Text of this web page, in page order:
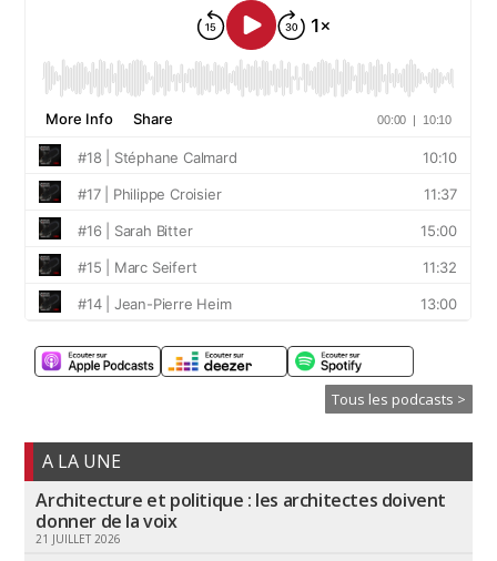
Tous les podcasts >
A LA UNE
Architecture et politique : les architectes doivent
donner de la voix
21 JUILLET 2026